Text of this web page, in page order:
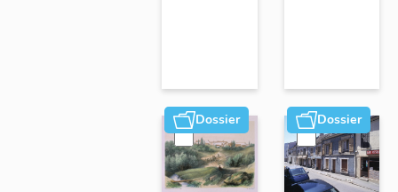
Dossier Dossier